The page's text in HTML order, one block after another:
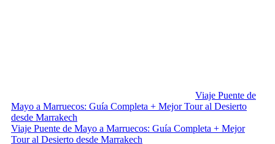
Viaje Puente de
Mayo a Marruecos: Guía Completa + Mejor Tour al Desierto
desde Marrakech
Viaje Puente de Mayo a Marruecos: Guía Completa + Mejor
Tour al Desierto desde Marrakech